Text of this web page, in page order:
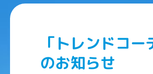
「トレンドコ
のお知らせ